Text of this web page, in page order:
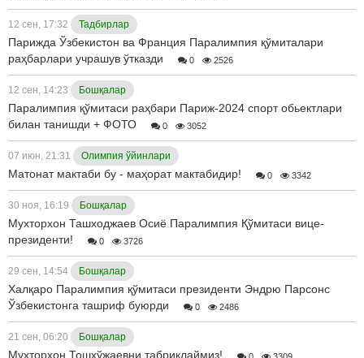
12 сен, 17:32 Тадбирлар
Парижда Ўзбекистон ва Франция Паралимпия қўмиталари
раҳбарлари учрашув ўтказди
0 2526
12 сен, 14:23 Бошқалар
Паралимпия қўмитаси раҳбари Париж-2024 спорт обьектлари
билан танишди + ФОТО
0 3052
07 июн, 21:31 Олимпия ўйинлари
Матонат мактаби бу - маҳорат мактабидир! 0 3342
30 ноя, 16:19 Бошқалар
Мухторхон Ташходжаев Осиё Паралимпия Қўмитаси вице-
президенти!
0 3726
29 сен, 14:54 Бошқалар
Халқаро Паралимпия қўмитаси президенти Эндрю Парсонс
Ўзбекистонга ташриф буюрди
0 2486
21 сен, 06:20 Бошқалар
Мухторхон Тошхўжаевни табриклаймиз! 0 3309